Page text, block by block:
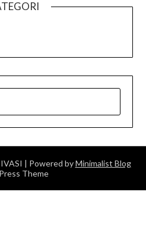
| Powered byMinimalist Blog
Theme